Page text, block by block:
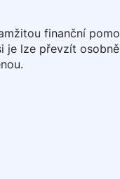
finanční
lze převzít